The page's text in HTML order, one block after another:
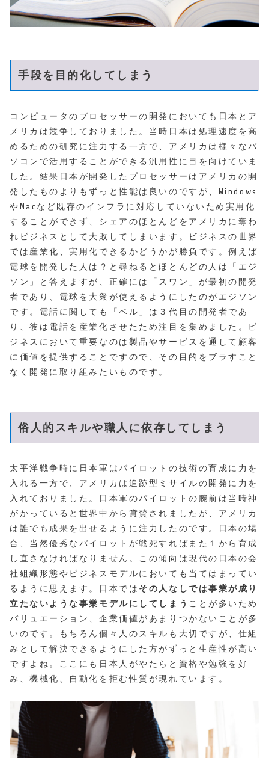
手段を目的化してしまう
コンピュータのプロセッサーの開発においても日本とア
メリカは競争しておりました。当時日本は処理速度を高
めるための研究に注力する一方で、アメリカは様々なパ
ソコンで活用することができる汎用性に目を向けていま
した。結果日本が開発したプロセッサーはアメリカの開
発したものよりもずっと性能は良いのですが、Windows
やMacなど既存のインフラに対応していないため実用化
することができず、シェアのほとんどをアメリカに奪わ
れビジネスとして大敗してしまいます。ビジネスの世界
では産業化、実用化できるかどうかが勝負です。例えば
電球を開発した人は？と尋ねるとほとんどの人は「エジ
ソン」と答えますが、正確には「スワン」が最初の開発
者であり、電球を大衆が使えるようにしたのがエジソン
です。電話に関しても「ベル」は３代目の開発者であ
り、彼は電話を産業化させたため注目を集めました。ビ
ジネスにおいて重要なのは製品やサービスを通して顧客
に価値を提供することですので、その目的をブラすこと
なく開発に取り組みたいものです。
俗人的スキルや職人に依存してしまう
太平洋戦争時に日本軍はパイロットの技術の育成に力を
入れる一方で、アメリカは追跡型ミサイルの開発に力を
入れておりました。日本軍のパイロットの腕前は当時神
がかっていると世界中から賞賛されましたが、アメリカ
は誰でも成果を出せるように注力したのです。日本の場
合、当然優秀なパイロットが戦死すればまた１から育成
し直さなければなりません。この傾向は現代の日本の会
社組織形態やビジネスモデルにおいても当てはまってい
るように思えます。日本では その人なしでは事業が成り
立たないような事業モデルにしてしまう ことが多いため
バリュエーション、企業価値があまりつかないことが多
いのです。もちろん個々人のスキルも大切ですが、仕組
みとして解決できるようにした方がずっと生産性が高い
ですよね。ここにも日本人がやたらと資格や勉強を好
み、機械化、自動化を拒む性質が現れています。